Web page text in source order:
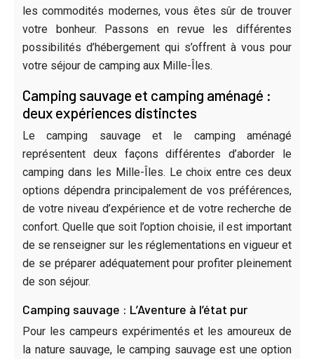
les commodités modernes, vous êtes sûr de trouver
votre bonheur. Passons en revue les différentes
possibilités d’hébergement qui s’offrent à vous pour
votre séjour de camping aux Mille-Îles.
Camping sauvage et camping aménagé :
deux expériences distinctes
Le camping sauvage et le camping aménagé
représentent deux façons différentes d’aborder le
camping dans les Mille-Îles. Le choix entre ces deux
options dépendra principalement de vos préférences,
de votre niveau d’expérience et de votre recherche de
confort. Quelle que soit l’option choisie, il est important
de se renseigner sur les réglementations en vigueur et
de se préparer adéquatement pour profiter pleinement
de son séjour.
Camping sauvage : L’Aventure à l’état pur
Pour les campeurs expérimentés et les amoureux de
la nature sauvage, le camping sauvage est une option